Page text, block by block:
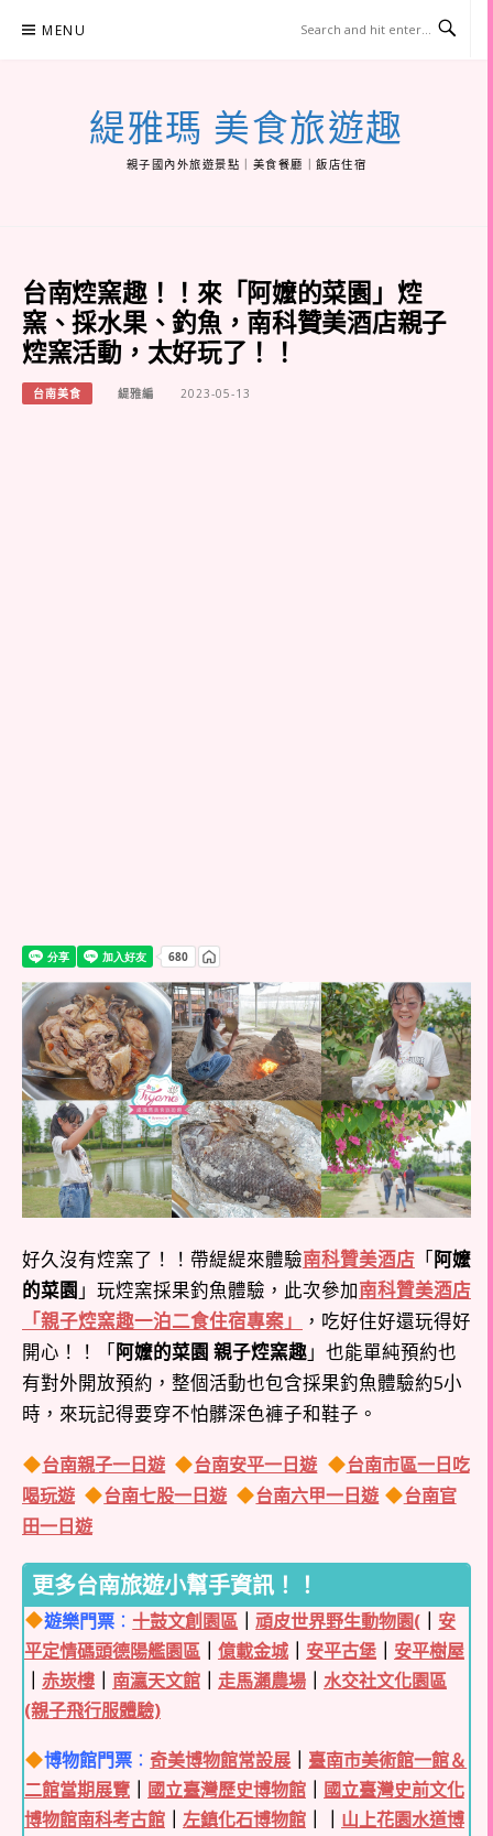
MENU
緹雅瑪 美食旅遊趣
親子國內外旅遊景點｜美食餐廳｜飯店住宿
台南焢窯趣！！來「阿嬤的菜園」焢
窯、採水果、釣魚，南科贊美酒店親子
焢窯活動，太好玩了！！
台南美食 緹雅編 2023-05-13
好久沒有焢窯了！！帶緹緹來體驗南科贊美酒店 「阿嬤
的菜園 」玩焢窯採果釣魚體驗，此次參加南科贊美酒店
「親子焢窯趣一泊二食住宿專案」
，吃好住好還玩得好
開心！！「阿嬤的菜園 親子焢窯趣」也能單純預約也
有對外開放預約，整個活動也包含採果釣魚體驗約5小
時，來玩記得要穿不怕髒深色褲子和鞋子。
台南親子一日遊 台南安平一日遊
台南市區一日吃
喝玩遊
台南七股一日遊 台南六甲一日遊
台南官
田一日遊
更多台南旅遊小幫手資訊！！
遊樂門票 ： 十鼓文創園區 ｜頑皮世界野生動物園( ｜ 安
平定情碼頭德陽艦園區 ｜ 億載金城 ｜ 安平古堡 ｜ 安平樹屋
｜ 赤崁樓 ｜ 南瀛天文館 ｜ 走馬瀨農場 ｜ 水交社文化園區
(親子飛行服體驗)
博物館門票 ：奇美博物館常設展
臺南市美術館一館＆
二館當期展覽
國立臺灣歷史博物館
國立臺灣史前文化
博物館南科考古館
左鎮化石博物館
山上花園水道博